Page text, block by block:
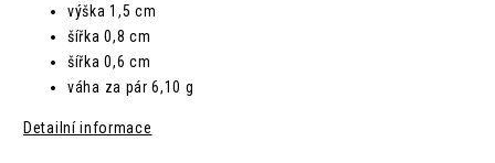
výška 1,5 cm
šířka 0,8 cm
šířka 0,6 cm
váha za pár 6,10 g
Detailní informace